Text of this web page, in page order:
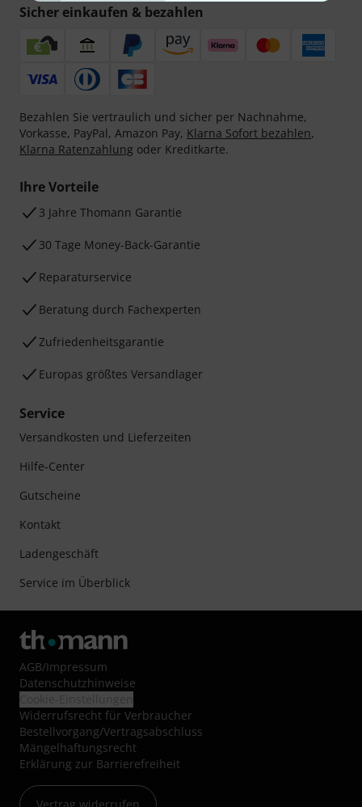
Sicher einkaufen & bezahlen
Bezahlen Sie vertraulich und sicher per Nachnahme,
Vorkasse, PayPal, Amazon Pay, Klarna Sofort bezahlen,
Klarna Ratenzahlung oder Kreditkarte.
Ihre Vorteile
3 Jahre Thomann Garantie
30 Tage Money-Back-Garantie
Reparaturservice
Beratung durch Fachexperten
Zufriedenheitsgarantie
Europas größtes Versandlager
Service
Versandkosten und Lieferzeiten
Hilfe-Center
Gutscheine
Kontakt
Ladengeschäft
Service im Überblick
AGB/Impressum
Datenschutzhinweise
Widerrufsrecht für Verbraucher
Bestellvorgang/Vertragsabschluss
Mängelhaftungsrecht
Erklärung zur Barrierefreiheit